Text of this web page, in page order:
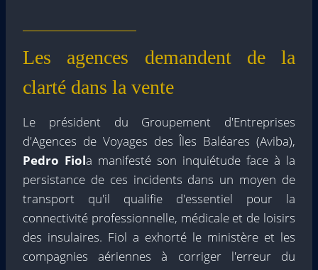
Les agences demandent de la
clarté dans la vente
Le président du Groupement d'Entreprises
d'Agences de Voyages des Îles Baléares (Aviba),
Pedro Fiola manifesté son inquiétude face à la
persistance de ces incidents dans un moyen de
transport qu'il qualifie d'essentiel pour la
connectivité professionnelle, médicale et de loisirs
des insulaires. Fiol a exhorté le ministère et les
compagnies aériennes à corriger l'erreur du